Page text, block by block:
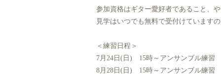
参加資格はギター愛好者であること、
見学はいつでも無料で受付けています
＜練習日程＞
7月24日(日) 15時～アンサンブル練習
8月28日(日) 15時～アンサンブル練習